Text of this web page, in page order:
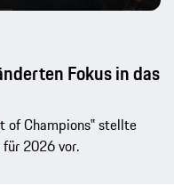
Fokus in das
of Champions‟ stellte
2026 vor.